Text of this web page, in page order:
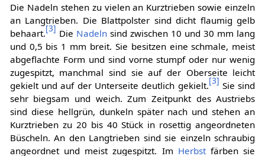
Die Nadeln stehen zu vielen an Kurztrieben sowie einzeln
an Langtrieben. Die Blattpolster sind dicht flaumig gelb
behaart.[3] Die Nadelnsind zwischen 10 und 30 mm lang
und 0,5 bis 1 mm breit. Sie besitzen eine schmale, meist
abgeflachte Form und sind vorne stumpf oder nur wenig
zugespitzt, manchmal sind sie auf der Oberseite leicht
gekielt und auf der Unterseite deutlich gekielt.[3] Sie sind
sehr biegsam und weich. Zum Zeitpunkt des Austriebs
sind diese hellgrün, dunkeln später nach und stehen an
Kurztrieben zu 20 bis 40 Stück in rosettig angeordneten
Büscheln. An den Langtrieben sind sie einzeln schraubig
angeordnet und meist zugespitzt. Im Herbstfärben sie